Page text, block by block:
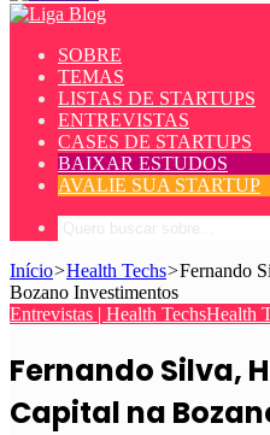
SOBRE
TEMAS
LISTAS DE STARTUPS
ENTREVISTAS
CASES DE STARTUPS
BAIXAR ESTUDOS
AVALIE SUA STARTUP
Início>Health Techs>Fernando
Bozano Investimentos
Entrevistas | Health TechsHealth
Fernando Silva,
Capital na